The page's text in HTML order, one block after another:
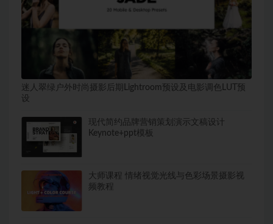
迷人翠绿户外时尚摄影后期Lightroom预设及电影调色LUT预
设
现代简约品牌营销策划演示文稿设计
Keynote+ppt模板
大师课程 情绪视觉光线与色彩场景摄影视
频教程